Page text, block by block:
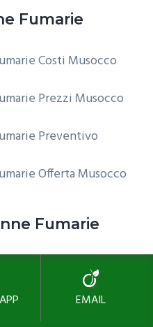
Fumarie
Costi Musocco
Prezzi Musocco
Preventivo
Offerta Musocco
Fumarie
Costi Musocco
Prezzi Musocco
EMAIL